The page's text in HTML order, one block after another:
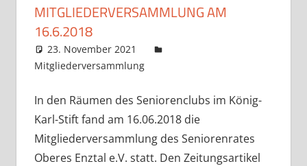
MITGLIEDERVERSAMMLUNG AM
16.6.2018
23. November 2021
Mitgliederversammlung
In den Räumen des Seniorenclubs im König-
Karl-Stift fand am 16.06.2018 die
Mitgliederversammlung des Seniorenrates
Oberes Enztal e.V. statt. Den Zeitungsartikel